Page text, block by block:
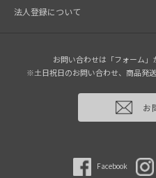
法人登録について
お問い合わせは「フォーム」
※土日祝日のお問い合わせ、商品発
お
Facebook